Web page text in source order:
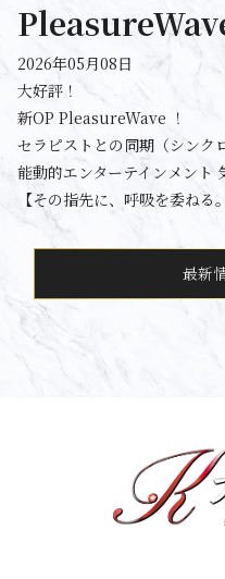
2026年05月08日
大好評！
新OP PleasureWave ！
セラピストとの同期（シンク
能動的エンターテインメント
【その指先に、呼吸を委ねる
最新